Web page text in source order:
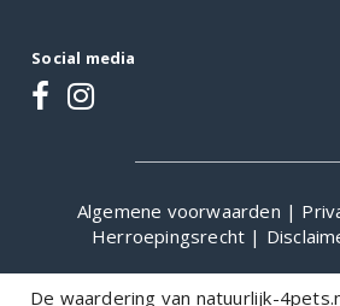
Social media
Algemene voorwaarden |
Herroepingsrecht |
De waardering van natuurlijk-